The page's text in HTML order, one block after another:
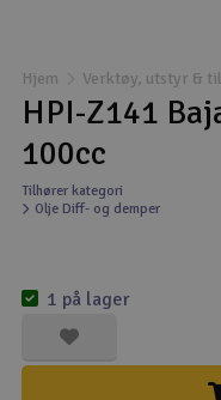
Droner
Droner for FPV
Fly
Helikopter
Kamerautstyr
Hjem Verktøy, utstyr &
HPI-Z141
100cc
Tilhører kategori
Olje Diff- og demper
1 på lager